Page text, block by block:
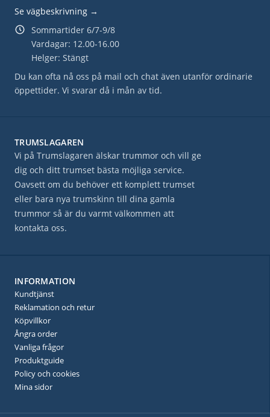
Se vägbeskrivning →
Sommartider 6/7-9/8
Vardagar: 12.00-16.00
Helger: Stängt
Du kan ofta nå oss på mail och chat även utanför ordinarie
öppettider. Vi svarar då i mån av tid.
TRUMSLAGAREN
Vi på Trumslagaren älskar trummor och vill ge
dig och ditt trumset bästa möjliga service.
Oavsett om du behöver ett komplett trumset
eller bara nya trumskinn till dina gamla
trummor så är du varmt välkommen att
kontakta oss.
INFORMATION
Kundtjänst
Reklamation och retur
Köpvillkor
Ångra order
Vanliga frågor
Produktguide
Policy och cookies
Mina sidor